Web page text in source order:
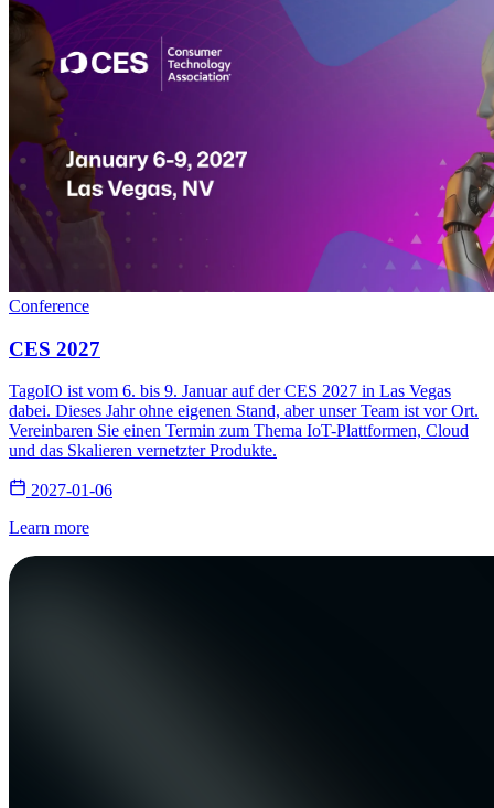
Conference
CES 2027
TagoIO ist vom 6. bis 9. Januar auf der CES 2027 in Las Vegas
dabei. Dieses Jahr ohne eigenen Stand, aber unser Team ist vor Ort.
Vereinbaren Sie einen Termin zum Thema IoT-Plattformen, Cloud
und das Skalieren vernetzter Produkte.
2027-01-06
Learn more